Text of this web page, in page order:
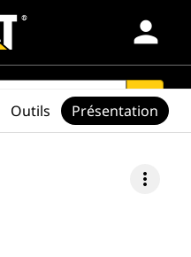
person
search
more_vert
Outils Présentation